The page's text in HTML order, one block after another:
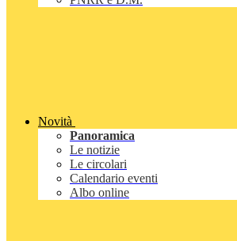
Novità
Panoramica
Le notizie
Le circolari
Calendario eventi
Albo online